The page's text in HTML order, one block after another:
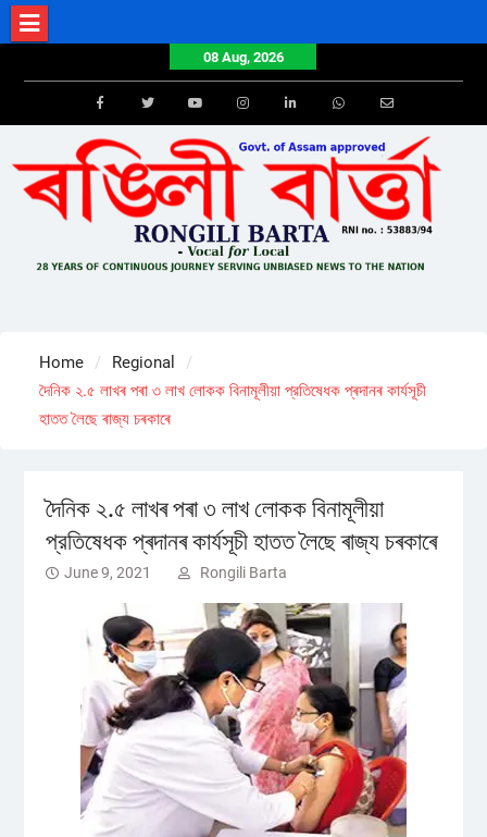
Skip
to
08 Aug, 2026
FacebookTwitterYoutube Email
Home
Regional
দৈনিক ২.৫ লাখৰ পৰা ৩ লাখ লোকক বিনামূলীয়া প্রতিষেধক প্ৰদানৰ কাৰ্যসূচী
হাতত লৈছে ৰাজ্য চৰকাৰে
দৈনিক ২.৫ লাখৰ পৰা ৩ লাখ লোকক বিনামূলীয়া
প্রতিষেধক প্ৰদানৰ কাৰ্যসূচী হাতত লৈছে ৰাজ্য চৰকাৰে
June 9, 2021 Rongili Barta